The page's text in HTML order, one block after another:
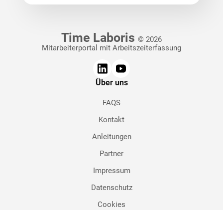
Time Laboris © 2026
Mitarbeiterportal mit Arbeitszeiterfassung
Über uns
FAQS
Kontakt
Anleitungen
Partner
Impressum
Datenschutz
Cookies